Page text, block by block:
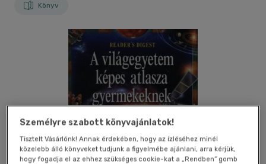
Könyv
Személyre szabott könyvajánlatok!
Tisztelt Vásárlónk! Annak érdekében, hogy az ízléséhez minél
közelebb álló könyveket tudjunk a figyelmébe ajánlani, arra kérjük,
hogy fogadja el az ehhez szükséges cookie-kat a „Rendben” gomb